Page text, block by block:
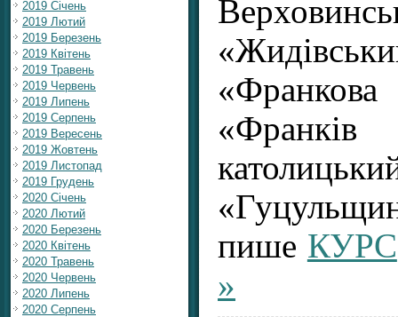
2019 Січень
2019 Лютий
2019 Березень
2019 Квітень
2019 Травень
2019 Червень
2019 Липень
2019 Серпень
2019 Вересень
2019 Жовтень
2019 Листопад
2019 Грудень
2020 Січень
2020 Лютий
2020 Березень
2020 Квітень
2020 Травень
2020 Червень
2020 Липень
2020 Серпень
«Франків
пише КУРС
»